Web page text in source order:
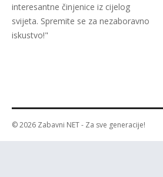
interesantne činjenice iz cijelog
svijeta. Spremite se za nezaboravno
iskustvo!"
© 2026 Zabavni NET- Za sve generacije!